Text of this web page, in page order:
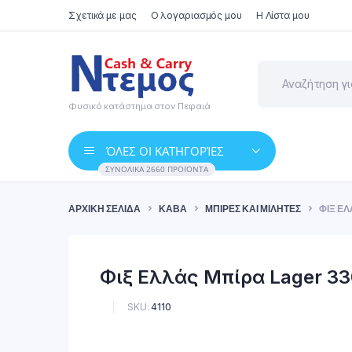
Σχετικά με μας Ο λογαριασμός μου Η Λίστα μου
Φυσικό κατάστημα στον Πειραιά
ΌΛΕΣ ΟΙ ΚΑΤΗΓΟΡΊΕΣ
ΣΥΝΟΛΙΚΆ 2660 ΠΡΟΪΌΝΤΑ
ΑΡΧΙΚΉ ΣΕΛΊΔΑ ΚΆΒΑ ΜΠΊΡΕΣ ΚΑΙ ΜΙΛΉΤΕΣ ΦΙΞ
Φιξ Ελλάς Μπίρα Lager
SKU: 4110